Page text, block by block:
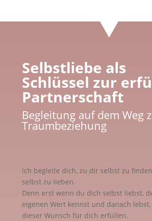
Selbstliebe als
Schlüssel zur
Partnerschaft
Begleitung auf dem Weg
Traumbeziehung
Ich begleite dich, zu dir selbst zu
selbst zu lieben.
Denn erst wenn du dich selbst liebst,
eigenen Wert kennst und danach
dieser Wunsch für dich erfüllen.